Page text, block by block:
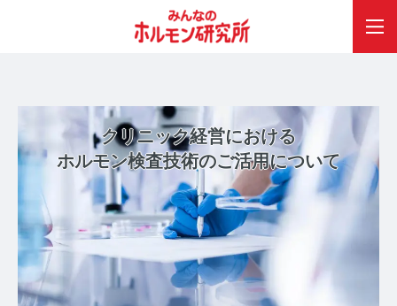
クリニック経営における
ホルモン検査技術のご活用について